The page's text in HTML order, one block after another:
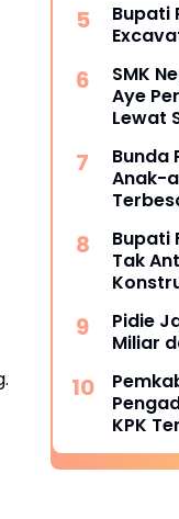
Bupati
SMK
Aye
Lewat
Bunda
Anak-
Bupati
Tak
Pidie
Miliar
KPK
Persen